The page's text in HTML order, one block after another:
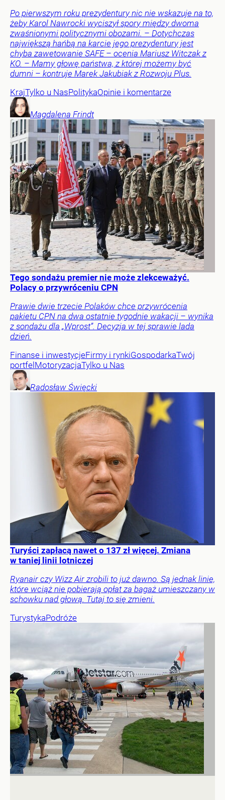
Po pierwszym roku prezydentury nic nie wskazuje na to,
żeby Karol Nawrocki wyciszył spory między dwoma
zwaśnionymi politycznymi obozami. – Dotychczas
największą hańbą na karcie jego prezydentury jest
chyba zawetowanie SAFE – ocenia Mariusz Witczak z
KO. – Mamy głowę państwa, z której możemy być
dumni – kontruje Marek Jakubiak z Rozwoju Plus.
KrajTylko u NasPolitykaOpinie i komentarze
Magdalena Frindt
Tego sondażu premier nie może zlekceważyć.
Polacy o przywróceniu CPN
Prawie dwie trzecie Polaków chce przywrócenia
pakietu CPN na dwa ostatnie tygodnie wakacji – wynika
z sondażu dla „Wprost”. Decyzja w tej sprawie lada
dzień.
Finanse i inwestycjeFirmy i rynkiGospodarkaTwój
portfelMotoryzacjaTylko u Nas
Radosław Święcki
Turyści zapłacą nawet o 137 zł więcej. Zmiana
w taniej linii lotniczej
Ryanair czy Wizz Air zrobili to już dawno. Są jednak linie,
które wciąż nie pobierają opłat za bagaż umieszczany w
schowku nad głową. Tutaj to się zmieni.
TurystykaPodróże